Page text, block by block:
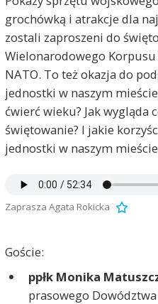
grochówką i atrakcje dla
zostali zaproszeni do
Wielonarodowego Korpusu
NATO. To też okazja do
jednostki w naszym
ćwierć wieku? Jak wygląda
świętowanie? I jakie
jednostki w naszym
Zaprasza Agata Rokicka
Goście:
ppłk Monika
prasowego